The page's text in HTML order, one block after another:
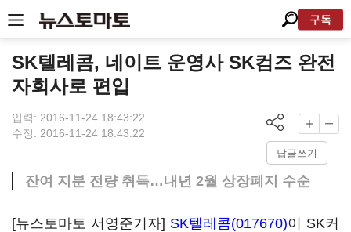
구독
SK텔레콤, 네이트 운영사 SK컴즈 완전
자회사로 편입
입력: 2016-11-24 18:43:22
수정: 2016-11-24 18:43:22
답글쓰기
잔여 지분 전량 취득…내년 2월 상장폐지 수순
[뉴스토마토 서영준기자] SK텔레콤(017670)이 SK커